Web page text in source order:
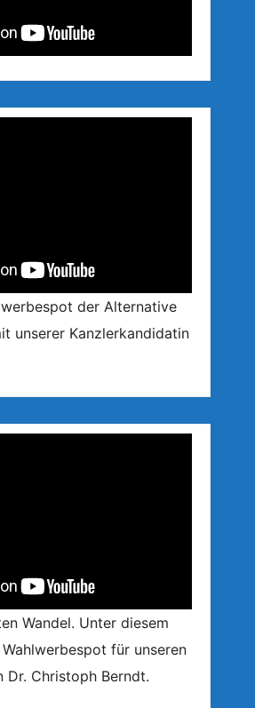
der Alternative
unserer Kanzlerkandidatin
Wandel. Unter diesem
für unseren
Dr. Christoph Berndt.